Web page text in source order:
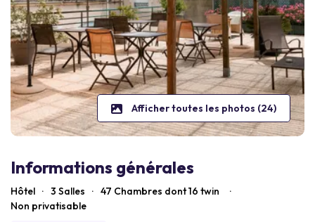
Afficher toutes les photos (24)
Informations générales
Hôtel · 3 Salles · 47 Chambres dont 16 twin
·
Non privatisable